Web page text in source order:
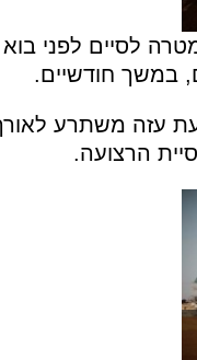
במשך חודשיים.
עזה משתרע
הרצועה.